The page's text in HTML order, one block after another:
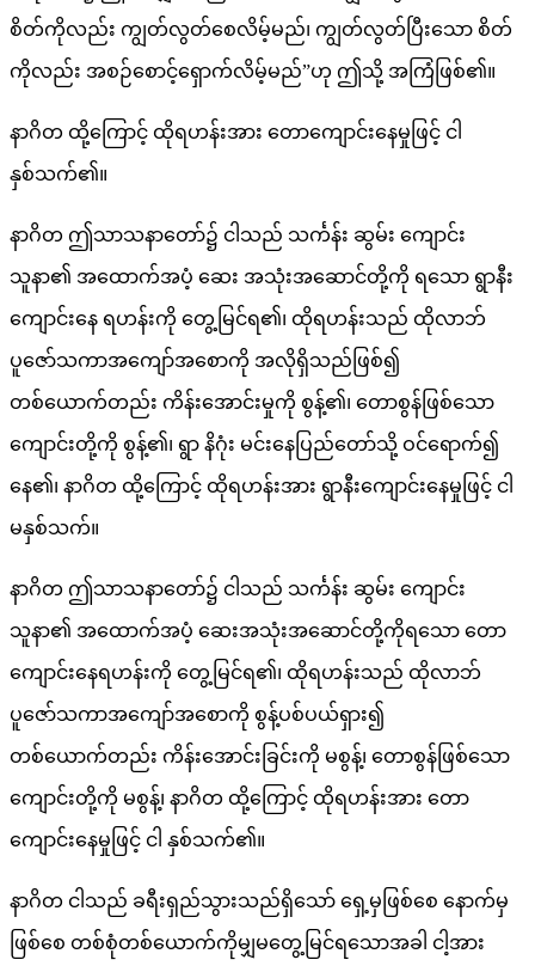
စိတ်ကိုလည်း ကျွတ်လွတ်စေလိမ့်မည်၊ ကျွတ်လွတ်ပြီးသော စိတ်
ကိုလည်း အစဉ်စောင့်ရှောက်လိမ့်မည်”ဟု ဤသို့ အကြံဖြစ်၏။
နာဂိတ ထို့ကြောင့် ထိုရဟန်းအား တောကျောင်းနေမှုဖြင့် ငါ
နှစ်သက်၏။
နာဂိတ ဤသာသနာတော်၌ ငါသည် သင်္ကန်း ဆွမ်း ကျောင်း
သူနာ၏ အထောက်အပံ့ ဆေး အသုံးအဆောင်တို့ကို ရသော ရွာနီး
ကျောင်းနေ ရဟန်းကို တွေ့မြင်ရ၏၊ ထိုရဟန်းသည် ထိုလာဘ်
ပူဇော်သကာအကျော်အစောကို အလိုရှိသည်ဖြစ်၍
တစ်ယောက်တည်း ကိန်းအောင်းမှုကို စွန့်၏၊ တောစွန်ဖြစ်သော
ကျောင်းတို့ကို စွန့်၏၊ ရွာ နိဂုံး မင်းနေပြည်တော်သို့ ဝင်ရောက်၍
နေ၏၊ နာဂိတ ထို့ကြောင့် ထိုရဟန်းအား ရွာနီးကျောင်းနေမှုဖြင့် ငါ
မနှစ်သက်။
နာဂိတ ဤသာသနာတော်၌ ငါသည် သင်္ကန်း ဆွမ်း ကျောင်း
သူနာ၏ အထောက်အပံ့ ဆေးအသုံးအဆောင်တို့ကိုရသော တော
ကျောင်းနေရဟန်းကို တွေ့မြင်ရ၏၊ ထိုရဟန်းသည် ထိုလာဘ်
ပူဇော်သကာအကျော်အစောကို စွန့်ပစ်ပယ်ရှား၍
တစ်ယောက်တည်း ကိန်းအောင်းခြင်းကို မစွန့်၊ တောစွန်ဖြစ်သော
ကျောင်းတို့ကို မစွန့်၊ နာဂိတ ထို့ကြောင့် ထိုရဟန်းအား တော
ကျောင်းနေမှုဖြင့် ငါ နှစ်သက်၏။
နာဂိတ ငါသည် ခရီးရှည်သွားသည်ရှိသော် ရှေ့မှဖြစ်စေ နောက်မှ
ဖြစ်စေ တစ်စုံတစ်ယောက်ကိုမျှမတွေ့မြင်ရသောအခါ ငါ့အား